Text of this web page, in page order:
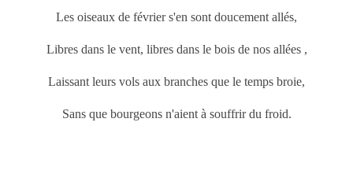
Les oiseaux de février s'en sont doucement allés,
Libres dans le vent, libres dans le bois de nos allées ,
Laissant leurs vols aux branches que le temps broie,
Sans que bourgeons n'aient à souffrir du froid.